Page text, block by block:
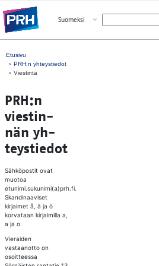
Valitse kieli
Suomeksi Avaa valikko
Etusivu
PRH:n yhteystiedot
Viestintä
PRH:n
vies­tin­
nän yh­
teys­tie­dot
Sähköpostit ovat
muotoa
etunimi.sukunimi(a)prh.fi.
Skandinaaviset
kirjaimet å, ä ja ö
korvataan kirjaimilla a,
a ja o.
Vieraiden
vastaanotto on
osoitteessa